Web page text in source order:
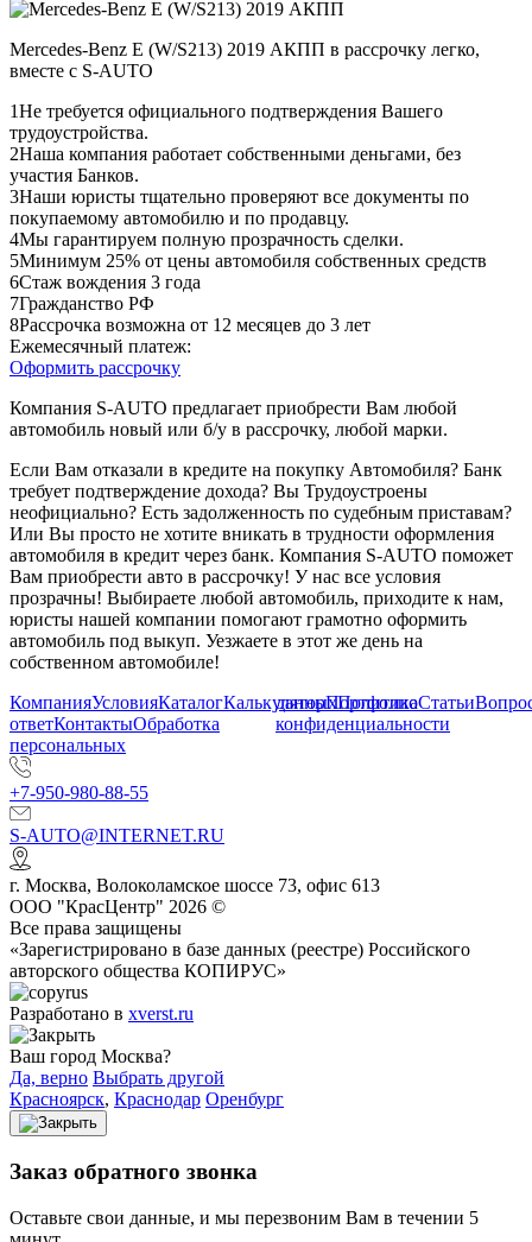
Mercedes-Benz E (W/S213) 2019 АКПП в рассрочку легко,
вместе с S-AUTO
1Не требуется официального подтверждения Вашего
трудоустройства.
2Наша компания работает собственными деньгами, без
участия Банков.
3Наши юристы тщательно проверяют все документы по
покупаемому автомобилю и по продавцу.
4Мы гарантируем полную прозрачность сделки.
5Минимум 25% от цены автомобиля собственных средств
6Стаж вождения 3 года
7Гражданство РФ
8Рассрочка возможна от 12 месяцев до 3 лет
Ежемесячный платеж:
Оформить рассрочку
Компания S-AUTO предлагает приобрести Вам любой
автомобиль новый или б/у в рассрочку, любой марки.
Если Вам отказали в кредите на покупку Автомобиля? Банк
требует подтверждение дохода? Вы Трудоустроены
неофициально? Есть задолженность по судебным приставам?
Или Вы просто не хотите вникать в трудности оформления
автомобиля в кредит через банк. Компания S-AUTO поможет
Вам приобрести авто в рассрочку! У нас все условия
прозрачны! Выбираете любой автомобиль, приходите к нам,
юристы нашей компании помогают грамотно оформить
автомобиль под выкуп. Уезжаете в этот же день на
собственном автомобиле!
КомпанияУсловияКаталогКалькуляторПортфолиоСтатьи
ответКонтактыОбработка
персональных
данныхПолитика
конфиденциальности
+7-950-980-88-55
S-AUTO@INTERNET.RU
г. Москва, Волоколамское шоссе 73, офис 613
ООО "КрасЦентр" 2026 ©
Все права защищены
«Зарегистрировано в базе данных (реестре) Российского
авторского общества КОПИРУС»
Разработано в xverst.ru
Ваш город Москва?
Да, верно Выбрать другой
Красноярск, Краснодар Оренбург
Заказ обратного звонка
Оставьте свои данные, и мы перезвоним Вам в течении 5